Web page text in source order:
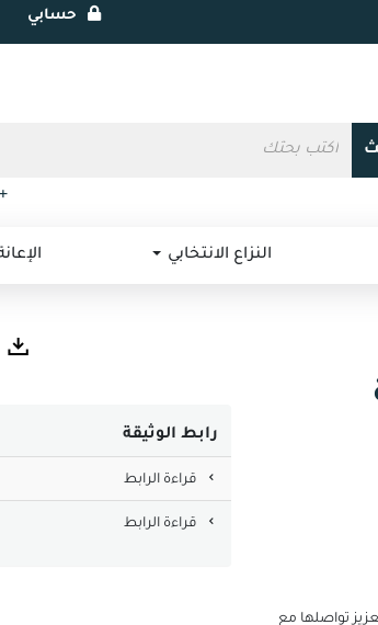
حسابي
النزاع الانتخابي
تواصلها مع
رابط الوثيقة
قراءة الرابط
قراءة الرابط